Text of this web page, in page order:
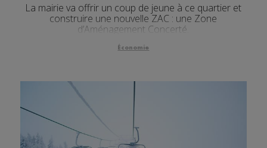
La mairie va offrir un coup de jeune à ce quartier et
construire une nouvelle ZAC : une Zone
d’Aménagement Concerté.
Économie